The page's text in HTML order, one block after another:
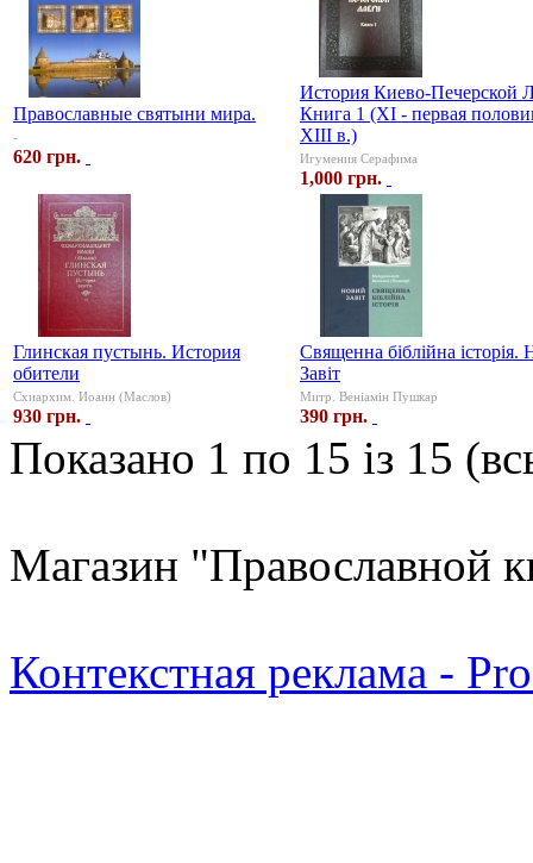
Православные святыни мира.
-
620 грн.
История Киево-Печерской
Книга 1 (XI - первая
XIII в.)
Игумения Серафима
1,000 грн.
Глинская пустынь. История
обители
Схиархим. Иоанн (Маслов)
930 грн.
Священна бiблiйна iсторiя.
Завiт
Митр. Веніамін Пушкар
390 грн.
Показано 1 по 15 із 15
Магазин "Православной
Контекстная реклама -